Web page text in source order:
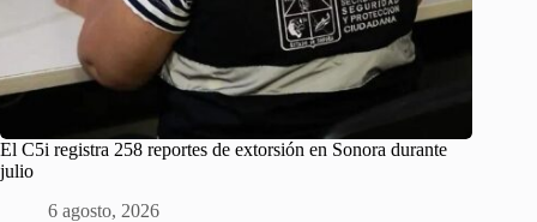
El C5i registra 258 reportes de extorsión en Sonora durante
julio
6 agosto, 2026